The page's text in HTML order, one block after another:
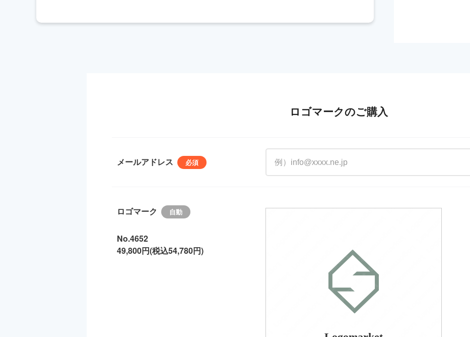
ロゴマークのご購入
メールアドレス
ロゴマーク
No.4652
49,800円(税込54,780円)